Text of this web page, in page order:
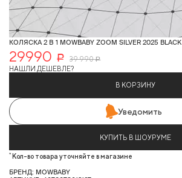
КОЛЯСКА 2 В 1 MOWBABY ZOOM SILVER 2025 BLACK
29990 Р 39 990 Р
НАШЛИ ДЕШЕВЛЕ?
В КОРЗИНУ
Уведомить
КУПИТЬ В ШОУРУМЕ
* Кол-во товара уточняйте в магазине
БРЕНД: MOWBABY